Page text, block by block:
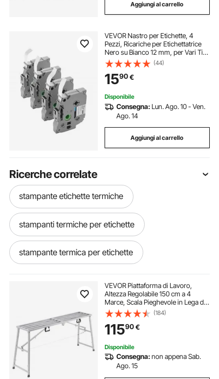
Aggiungi al carrello
VEVOR Nastro per Etichette, 4
Pezzi, Ricariche per Etichettatrice
Nero su Bianco 12 mm, per Vari Tipi
di Brother P-Touch, Resistenti e di
Lunga Durata, Sostitutive per Letra
Tag TZe-231
(44)
1590€
Disponibile
Consegna: Lun. Ago. 10 - Ven.
Ago. 14
Aggiungi al carrello
Ricerche correlate
stampante etichette termiche
stampanti termiche per etichette
stampante termica per etichette
stampante etichette termiche 4x6
stampante termica bluetooth per etichette
VEVOR Piattaforma di Lavoro,
Altezza Regolabile 150 cm a 4
Marce, Scala Pieghevole in Lega di
Acciaio, Piattaforma per Ponteggi
Capacità 360 kg, Piedini in Gomma
Antiscivolo, per Pulizia Lavaggio
(184)
11590€
Disponibile
Consegna:non appena Sab.
Ago. 15